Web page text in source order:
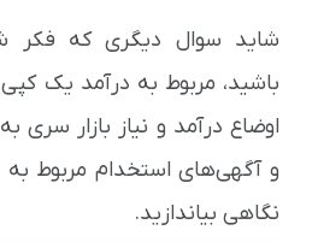
شاید سوال دیگری که فکر
باشید، مربوط به درآمد یک کپی
اوضاع درآمد و نیاز بازار سری
و آگهی‌های استخدام مربوط به
نگاهی بیاندازید.